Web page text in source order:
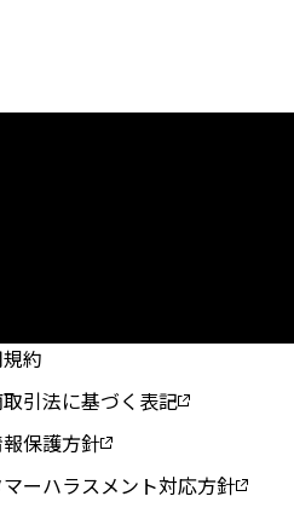
約
引法に基づく表記
保護方針
ーハラスメント対応方針